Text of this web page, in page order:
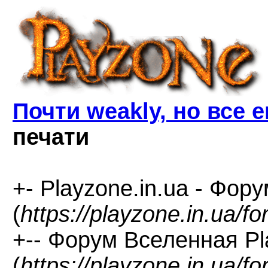
Почти weakly, но все
печати
+- Playzone.in.ua -
(https://playzone.in.ua/
+-- Форум Вселенная